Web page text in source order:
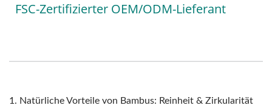
FSC-Zertifizierter OEM/ODM-Lieferant
1. Natürliche Vorteile von Bambus: Reinheit & Zirkularität